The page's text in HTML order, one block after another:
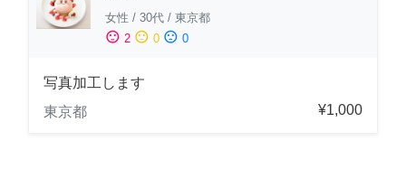
女性 / 30代 / 東京都
sentiment_satisfied 2 sentiment_neutral 0 sentiment_dissatisfied 0
写真加工します
東京都
¥1,000